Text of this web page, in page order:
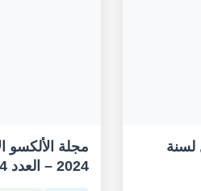
لسنة
مجلة الألكسو
2024 – العدد 4